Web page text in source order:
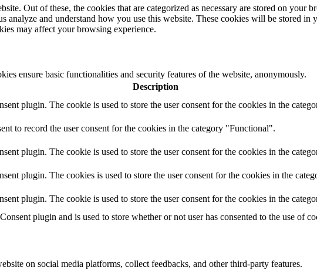
Out of these, the cookies that are categorized as necessary are stored on your
and understand how you use this website. These cookies will be stored
may affect your browsing experience.
ensure basic functionalities and security features of the website, anonymously.
Description
plugin. The cookie is used to store the user consent for the cookies in the
to record the user consent for the cookies in the category "Functional".
plugin. The cookie is used to store the user consent for the cookies in the
plugin. The cookies is used to store the user consent for the cookies in the
plugin. The cookie is used to store the user consent for the cookies in the
plugin and is used to store whether or not user has consented to the use of
on social media platforms, collect feedbacks, and other third-party features.